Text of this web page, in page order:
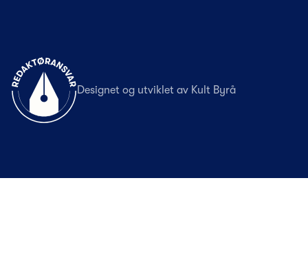
Til forsiden
Designet og utviklet av Kult Byrå